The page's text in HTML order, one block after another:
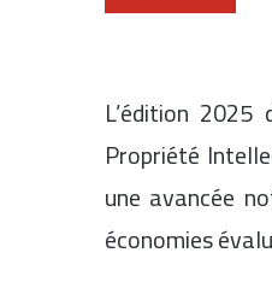
L’édition
Propriété
une avancée
économies